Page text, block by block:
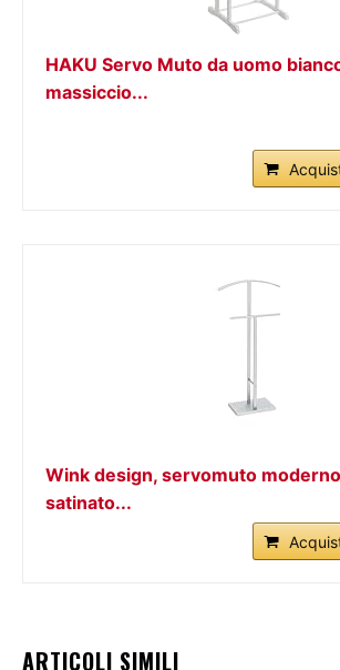
HAKU Servo Muto da uomo
massiccio...
Wink design, servomuto
satinato...
ARTICOLI SIMILI